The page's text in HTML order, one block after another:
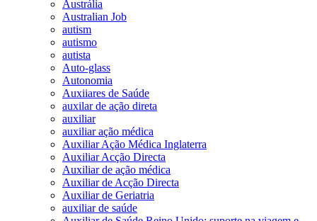
Austrália
Australian Job
autism
autismo
autista
Auto-glass
Autonomia
Auxiiares de Saúde
auxilar de ação direta
auxiliar
auxiliar ação médica
Auxiliar Ação Médica Inglaterra
Auxiliar Acção Directa
Auxiliar de ação médica
Auxiliar de Acção Directa
Auxiliar de Geriatria
auxiliar de saúde